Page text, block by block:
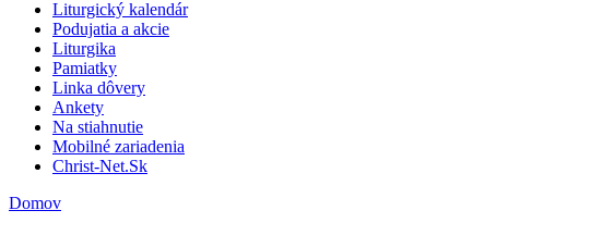
Liturgický kalendár
Podujatia a akcie
Liturgika
Pamiatky
Linka dôvery
Ankety
Na stiahnutie
Mobilné zariadenia
Christ-Net.Sk
Domov